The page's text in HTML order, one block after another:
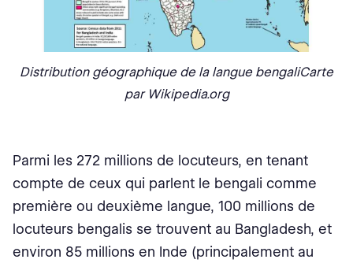
Distribution géographique de la langue bengaliCarte
par Wikipedia.org
Parmi les 272 millions de locuteurs, en tenant
compte de ceux qui parlent le bengali comme
première ou deuxième langue, 100 millions de
locuteurs bengalis se trouvent au Bangladesh, et
environ 85 millions en Inde (principalement au